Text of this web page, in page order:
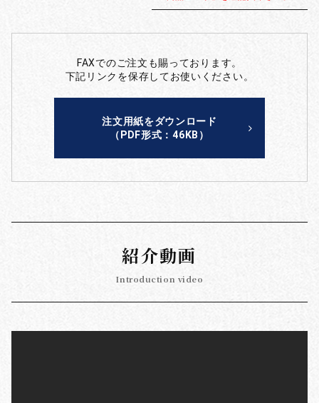
FAXでのご注文も賜っております。
下記リンクを保存してお使いください。
注文用紙をダウンロード
（PDF形式：46KB）
紹介動画
Introduction video